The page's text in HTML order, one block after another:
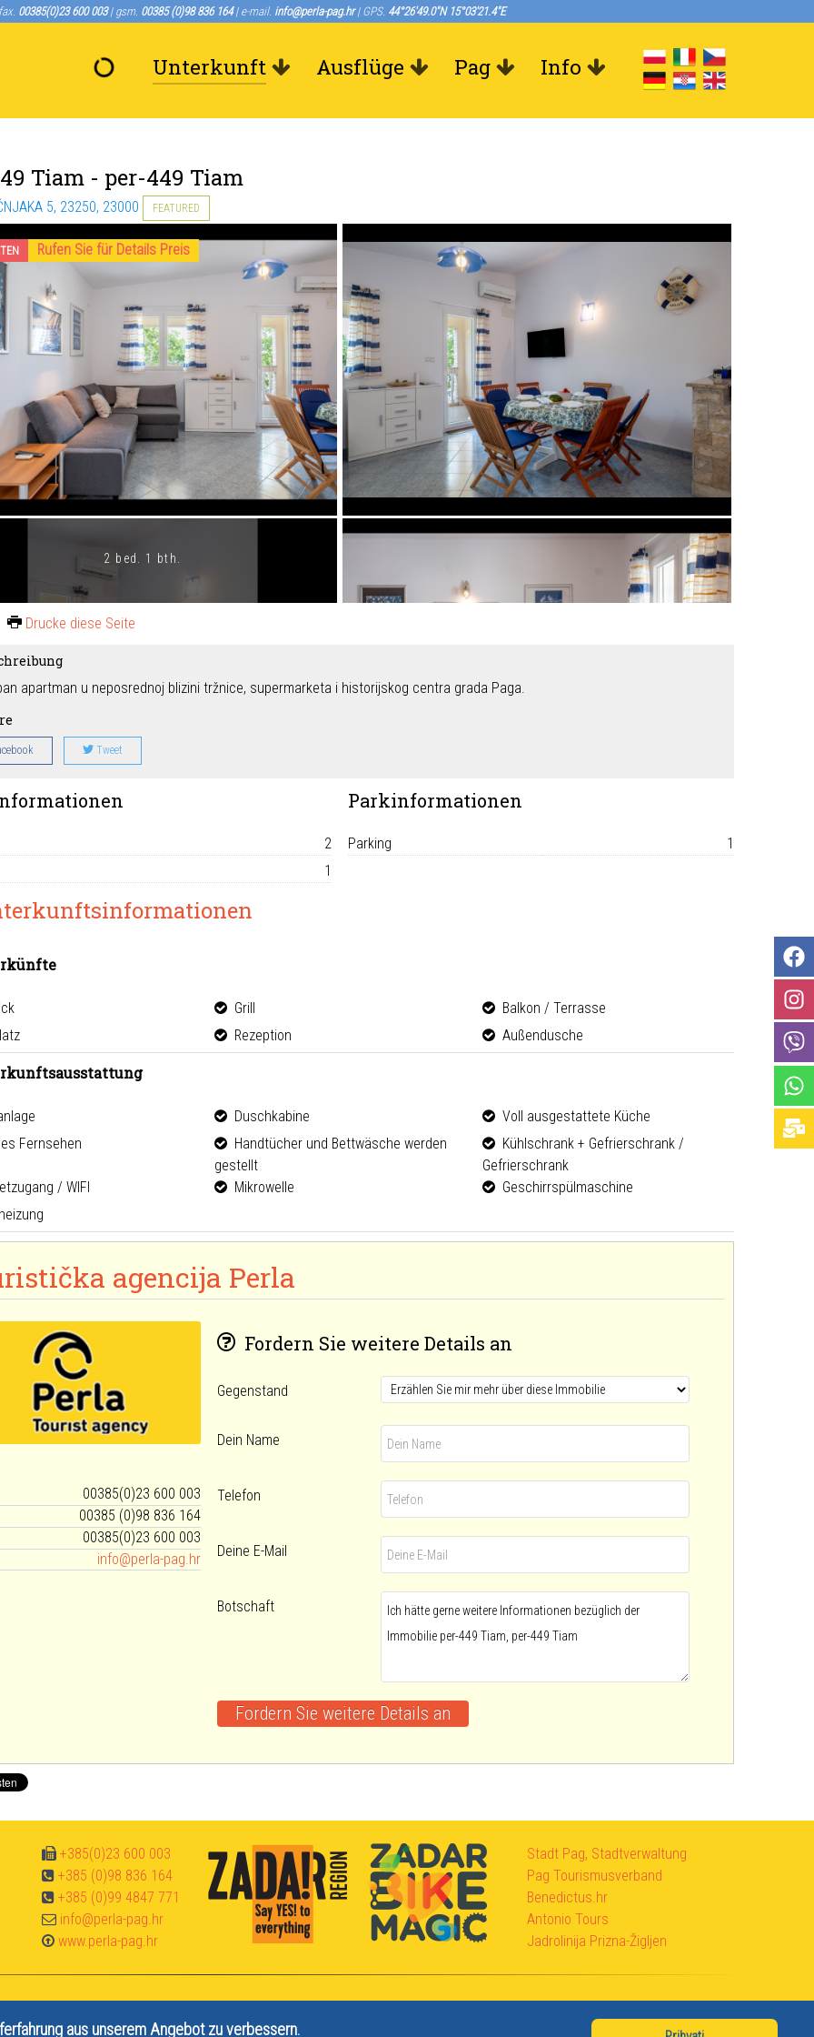
00385(0)23 600 003| gsm. 00385 (0)98 836 164| e-mail. info@perla-pag.hr| GPS. 44°26'49.0"N 15°03'21.4"E
Unterkunft Ausflüge Pag Info
Tiam - per-449 Tiam
5, 23250, 23000 FEATURED
2 bed. 1 bth.
Rufen Sie für Details Preis
Drucke diese Seite
apartman u neposrednoj blizini tržnice, supermarketa i historijskog centra grada Paga.
Tweet
2
1
Parkinformationen
Parking 1
Grill
Balkon / Terrasse
Rezeption Außendusche
Duschkabine
Voll ausgestattete Küche
Fernsehen
Handtücher und Bettwäsche werden
gestellt
Kühlschrank + Gefrierschrank /
Gefrierschrank
/ WIFI
Mikrowelle
Geschirrspülmaschine
agencija Perla
00385(0)23 600 003
00385 (0)98 836 164
00385(0)23 600 003
info@perla-pag.hr
Fordern Sie weitere Details an
Gegenstand
Dein Name
Telefon
Deine E-Mail
Botschaft
+385(0)23 600 003
+385 (0)98 836 164
+385 (0)99 4847 771
info@perla-pag.hr
www.perla-pag.hr
Stadt Pag, Stadtverwaltung
Pag Tourismusverband
Benedictus.hr
Antonio Tours
Jadrolinija Prizna-Žigljen
| HR-AB-23-13010400374 2026
aus unserem Angebot zu verbessern.